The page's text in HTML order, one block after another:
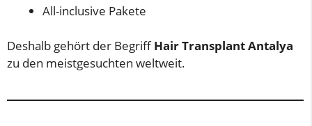
All-inclusive Pakete
Deshalb gehört der Begriff Hair Transplant Antalya
zu den meistgesuchten weltweit.